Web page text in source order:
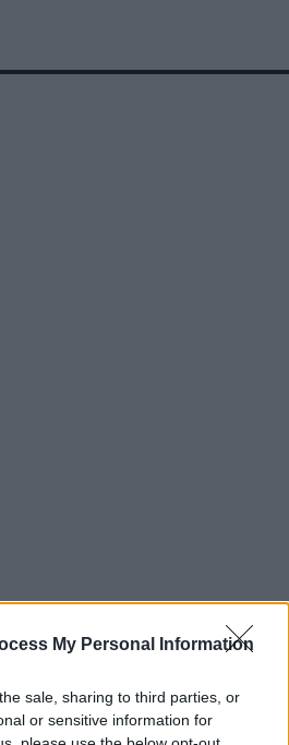
My Personal Information
sale, sharing to third parties, or
or sensitive information for